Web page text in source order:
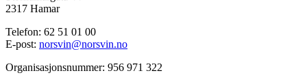
2317 Hamar
Telefon: 62 51 01 00
E-post: norsvin@norsvin.no
Organisasjonsnummer: 956 971 322